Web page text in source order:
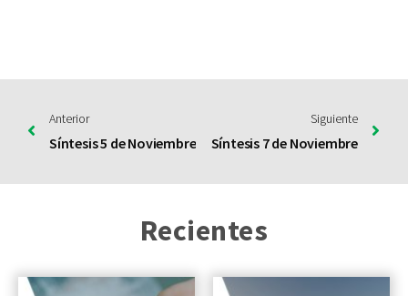
Anterior
Síntesis 5 de Noviembre
Siguiente
Síntesis 7 de Noviembre
Recientes